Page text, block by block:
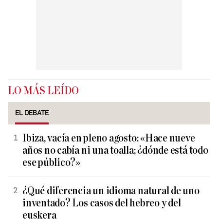
LO MÁS LEÍDO
EL DEBATE
Ibiza, vacía en pleno agosto: «Hace nueve
años no cabía ni una toalla; ¿dónde está todo
ese público?»
¿Qué diferencia un idioma natural de uno
inventado? Los casos del hebreo y del
euskera